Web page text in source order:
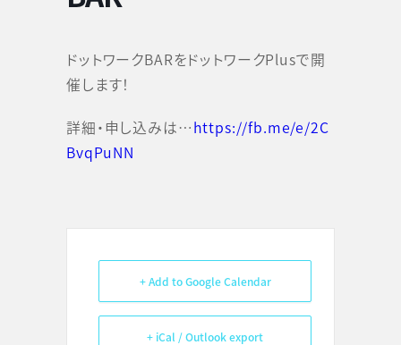
ドットワークBARをドットワークPlusで開
催します！
詳細・申し込みは…https://fb.me/e/2C
BvqPuNN
+ Add to Google Calendar
+ iCal / Outlook export